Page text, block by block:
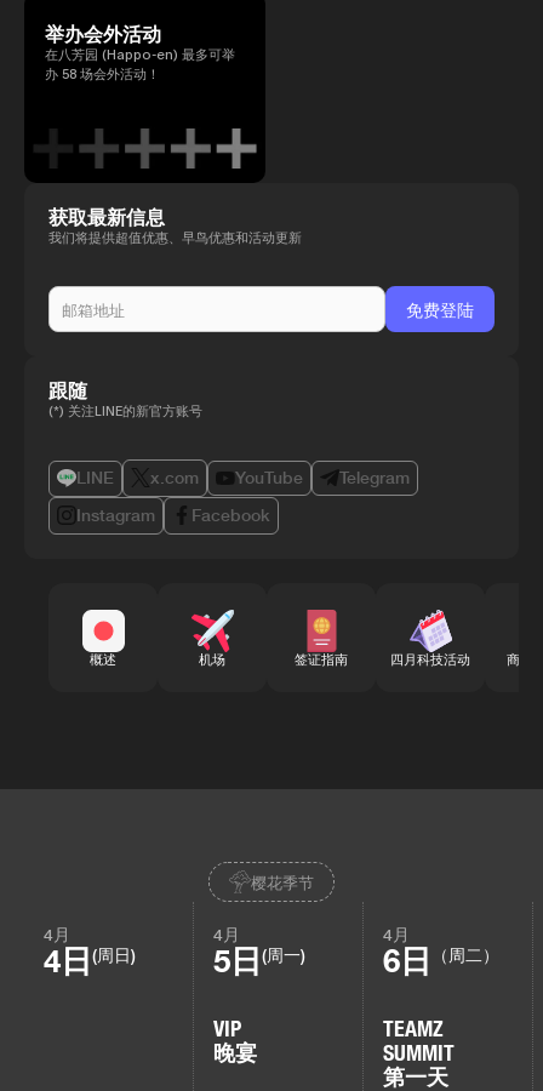
举办会外活动
在八芳园 (Happo-en) 最多可举
办 58 场会外活动！
获取最新信息
我们将提供超值优惠、早鸟优惠和活动更新
跟随
(*) 关注LINE的新官方账号
LINE x.com YouTube
Telegram
Instagram
Facebook
概述 机场 签证指南 四月科技活动 商务
樱花季节
4月
4日 (周日)
4月
5日 (周一)
VIP
晚宴
4月
6日 （周二）
TEAMZ
SUMMIT
第一天